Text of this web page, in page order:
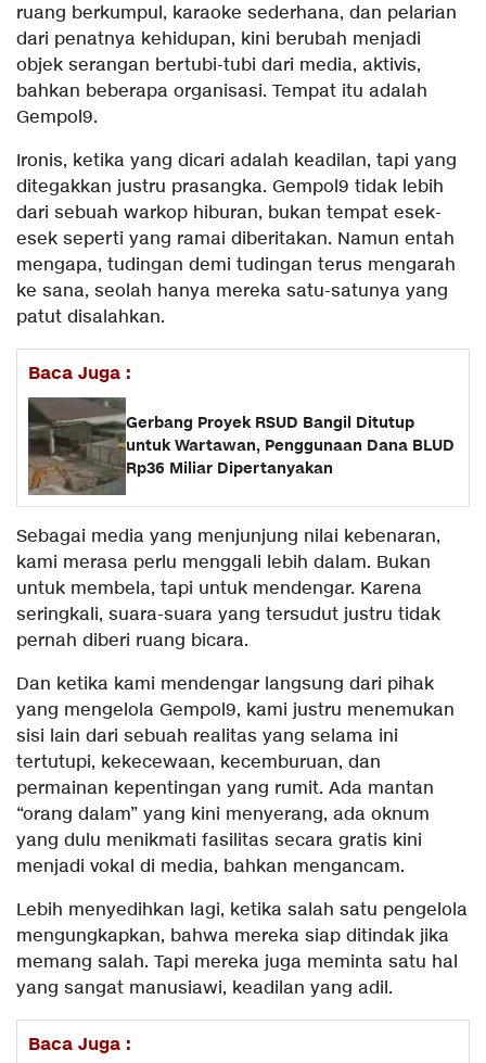
ruang berkumpul, karaoke sederhana, dan pelarian
dari penatnya kehidupan, kini berubah menjadi
objek serangan bertubi-tubi dari media, aktivis,
bahkan beberapa organisasi. Tempat itu adalah
Gempol9.
Ironis, ketika yang dicari adalah keadilan, tapi yang
ditegakkan justru prasangka. Gempol9 tidak lebih
dari sebuah warkop hiburan, bukan tempat esek-
esek seperti yang ramai diberitakan. Namun entah
mengapa, tudingan demi tudingan terus mengarah
ke sana, seolah hanya mereka satu-satunya yang
patut disalahkan.
Baca Juga :
Gerbang Proyek RSUD Bangil Ditutup
untuk Wartawan, Penggunaan Dana BLUD
Rp36 Miliar Dipertanyakan
Sebagai media yang menjunjung nilai kebenaran,
kami merasa perlu menggali lebih dalam. Bukan
untuk membela, tapi untuk mendengar. Karena
seringkali, suara-suara yang tersudut justru tidak
pernah diberi ruang bicara.
Dan ketika kami mendengar langsung dari pihak
yang mengelola Gempol9, kami justru menemukan
sisi lain dari sebuah realitas yang selama ini
tertutupi, kekecewaan, kecemburuan, dan
permainan kepentingan yang rumit. Ada mantan
“orang dalam” yang kini menyerang, ada oknum
yang dulu menikmati fasilitas secara gratis kini
menjadi vokal di media, bahkan mengancam.
Lebih menyedihkan lagi, ketika salah satu pengelola
mengungkapkan, bahwa mereka siap ditindak jika
memang salah. Tapi mereka juga meminta satu hal
yang sangat manusiawi, keadilan yang adil.
Baca Juga :